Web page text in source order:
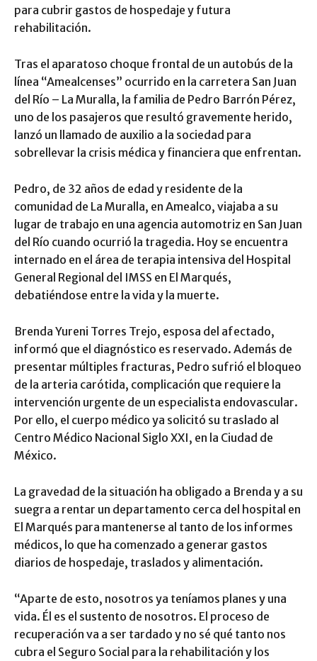
para cubrir gastos de hospedaje y futura
rehabilitación.
Tras el aparatoso choque frontal de un autobús de la
línea “Amealcenses” ocurrido en la carretera San Juan
del Río – La Muralla, la familia de Pedro Barrón Pérez,
uno de los pasajeros que resultó gravemente herido,
lanzó un llamado de auxilio a la sociedad para
sobrellevar la crisis médica y financiera que enfrentan.
Pedro, de 32 años de edad y residente de la
comunidad de La Muralla, en Amealco, viajaba a su
lugar de trabajo en una agencia automotriz en San Juan
del Río cuando ocurrió la tragedia. Hoy se encuentra
internado en el área de terapia intensiva del Hospital
General Regional del IMSS en El Marqués,
debatiéndose entre la vida y la muerte.
Brenda Yureni Torres Trejo, esposa del afectado,
informó que el diagnóstico es reservado. Además de
presentar múltiples fracturas, Pedro sufrió el bloqueo
de la arteria carótida, complicación que requiere la
intervención urgente de un especialista endovascular.
Por ello, el cuerpo médico ya solicitó su traslado al
Centro Médico Nacional Siglo XXI, en la Ciudad de
México.
La gravedad de la situación ha obligado a Brenda y a su
suegra a rentar un departamento cerca del hospital en
El Marqués para mantenerse al tanto de los informes
médicos, lo que ha comenzado a generar gastos
diarios de hospedaje, traslados y alimentación.
“Aparte de esto, nosotros ya teníamos planes y una
vida. Él es el sustento de nosotros. El proceso de
recuperación va a ser tardado y no sé qué tanto nos
cubra el Seguro Social para la rehabilitación y los